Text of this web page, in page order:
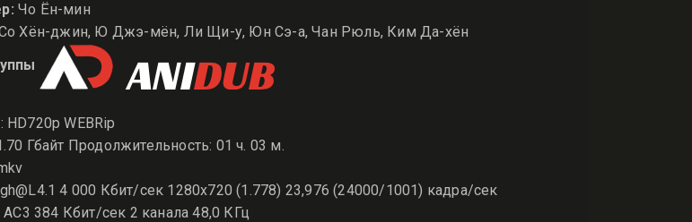
Чо Ён-мин
Хён-джин, Ю Джэ-мён, Ли Щи-у, Юн Сэ-а, Чан Рюль, Ким Да-хён
HD720p WEBRip
Гбайт Продолжительность: 01 ч. 03 м.
4 000 Кбит/сек 1280x720 (1.778) 23,976 (24000/1001) кадра/сек
AC3 384 Кбит/сек 2 канала 48,0 КГц